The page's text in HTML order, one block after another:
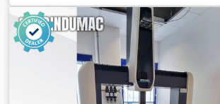
os:800 mm, Raspon mjerenja Os X: 1.000
mm Os Z: 800 mm Granitne vodilice Osi s
ležajevima Točnost mjerenja Odstupanje u
duljine približno 1,3 µm plus L 400 ovisi o
kalibracije Sustavi za ispitivanje Moguće
glave za ispitivanje Dodirni i skenirajući
SP25 SP80, ovisno o opremi Težina radnog